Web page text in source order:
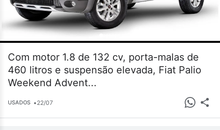
Com motor 1.8 de 132 cv, porta-malas de
460 litros e suspensão elevada, Fiat Palio
Weekend Advent...
USADOS •22/07